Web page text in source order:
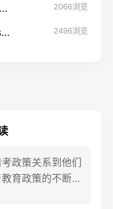
动词不定式的用法总结 怎么使用 2066浏览
国籍是china还是chinese 有哪些区别 2496浏览
政策关系到他们
育政策的不断调